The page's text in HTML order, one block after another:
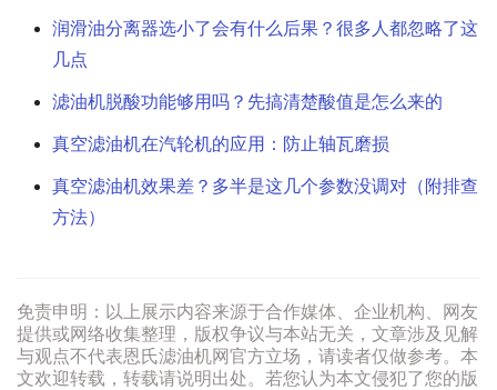
润滑油分离器选小了会有什么后果？很多人都忽略了这
几点
滤油机脱酸功能够用吗？先搞清楚酸值是怎么来的
真空滤油机在汽轮机的应用：防止轴瓦磨损
真空滤油机效果差？多半是这几个参数没调对（附排查
方法）
免责申明：以上展示内容来源于合作媒体、企业机构、网友
提供或网络收集整理，版权争议与本站无关，文章涉及见解
与观点不代表恩氏滤油机网官方立场，请读者仅做参考。本
文欢迎转载，转载请说明出处。若您认为本文侵犯了您的版